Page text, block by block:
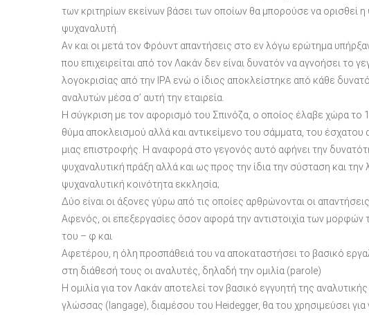
των κριτηρίων εκείνων βάσει των οποίων θα μπορούσε να ορισθεί
ψυχαναλυτή.
Αν και οι μετά τον Φρόυντ απαντήσεις στο εν λόγω ερώτημα
που επιχειρείται από τον Λακάν δεν είναι δυνατόν να αγνοήσει το
λογοκρισίας από την ΙΡΑ ενώ ο ίδιος αποκλείστηκε από κάθε
αναλυτών μέσα σ’ αυτή την εταιρεία.
Η σύγκριση με τον αφορισμό του Σπινόζα, ο οποίος έλαβε χώρα το
θύμα αποκλεισμού αλλά και αντικείμενο του σάμματα, του
μιας επιστροφής. Η αναφορά στο γεγονός αυτό αφήνει την
ψυχαναλυτική πράξη αλλά και ως προς την ίδια την σύσταση και την
ψυχαναλυτική κοινότητα εκκλησία;
Δύο είναι οι άξονες γύρω από τις οποίες αρθρώνονται οι
Αφενός, οι επεξεργασίες όσον αφορά την αντιστοιχία των μορφών
του – φ και
Αφετέρου, η όλη προσπάθειά του να αποκαταστήσει το βασικό
στη διάθεσή τους οι αναλυτές, δηλαδή την ομιλία (parole)
Η ομιλία για τον Λακάν αποτελεί τον βασικό εγγυητή της
γλώσσας (langage), διαμέσου του Heidegger, θα του χρησιμεύσει